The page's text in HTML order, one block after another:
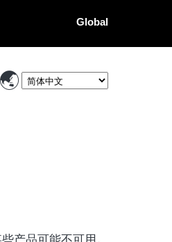
Global